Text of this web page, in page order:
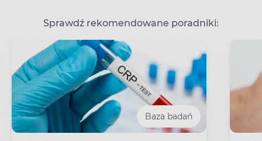
Sprawdź rekomendowane poradniki:
Baza badań